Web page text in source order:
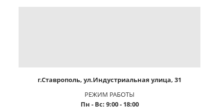
г.Ставрополь, ул.Индустриальная улица, 31
РЕЖИМ РАБОТЫ
Пн - Вс: 9:00 - 18:00